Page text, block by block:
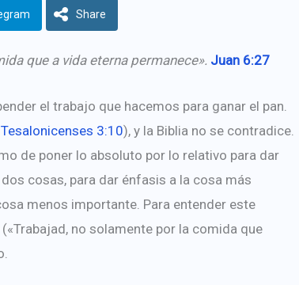
Share
que a vida eterna permanece». Juan 6:27
el trabajo que hace­mos para ganar el pan.
3:10), y la Biblia no se contradice.
de poner lo absoluto por lo relativo para dar
cosas, para dar énfasis a la cosa más
menos importante. Para entender este
(«Trabajad, no solamente por la comida que